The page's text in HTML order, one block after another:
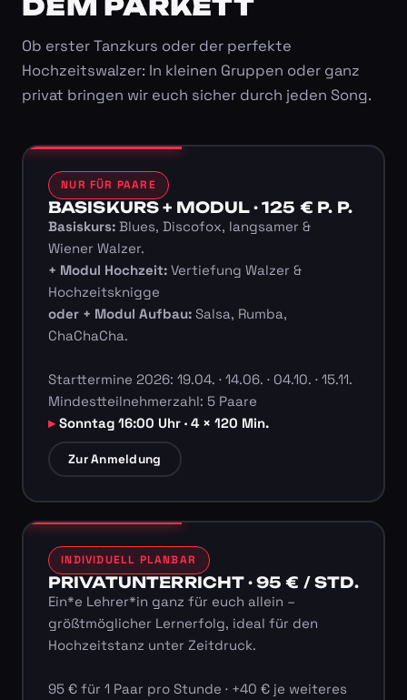
DEM PARKETT
Ob erster Tanzkurs oder der perfekte
Hochzeitswalzer: In kleinen Gruppen oder ganz
privat bringen wir euch sicher durch jeden Song.
NUR FÜR PAARE
BASISKURS + MODUL · 125 € P. P.
Basiskurs:Blues, Discofox, langsamer &
Wiener Walzer.
+ Modul Hochzeit:Vertiefung Walzer &
Hochzeitsknigge
oder + Modul Aufbau:Salsa, Rumba,
ChaChaCha.
Starttermine 2026: 19.04. · 14.06. · 04.10. · 15.11.
Mindestteilnehmerzahl: 5 Paare
Sonntag 16:00 Uhr · 4 × 120 Min.
Zur Anmeldung
INDIVIDUELL PLANBAR
PRIVATUNTERRICHT · 95 € / STD.
Ein*e Lehrer*in ganz für euch allein –
größtmöglicher Lernerfolg, ideal für den
Hochzeitstanz unter Zeitdruck.
95 € für 1 Paar pro Stunde · +40 € je weiteres